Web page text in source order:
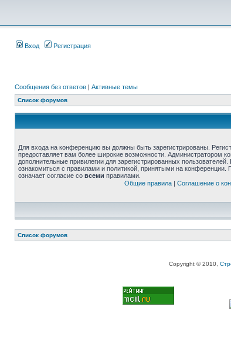
Вход Регистрация
Сообщения без ответов | Активные темы
Список форумов
Для входа на конференцию вы должны быть зарегистрированы.
предоставляет вам более широкие возможности. Администратором
дополнительные привилегии для зарегистрированных
ознакомиться с правилами и политикой, принятыми на
означает согласие со всеми правилами.
Общие правила| Соглашение о
Список форумов
Copyright © 2010,